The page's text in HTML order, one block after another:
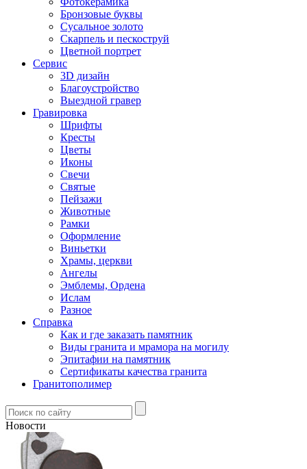
Бронзовые буквы
Сусальное золото
Скарпель и пескоструй
Цветной портрет
Сервис
3D дизайн
Благоустройство
Выездной гравер
Гравировка
Шрифты
Кресты
Цветы
Иконы
Свечи
Святые
Пейзажи
Животные
Рамки
Оформление
Виньетки
Храмы, церкви
Ангелы
Эмблемы, Ордена
Ислам
Разное
Справка
Как и где заказать памятник
Виды гранита и мрамора на могилу
Эпитафии на памятник
Сертификаты качества гранита
Гранитополимер
Новости